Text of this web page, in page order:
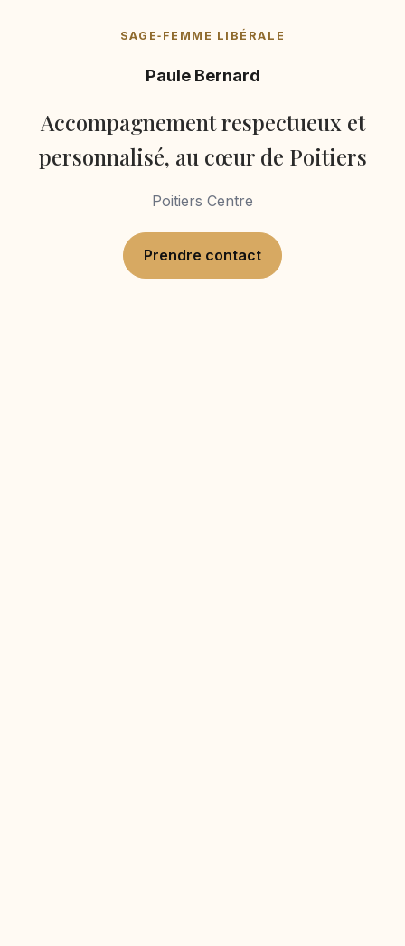
SAGE‑FEMME LIBÉRALE
Paule Bernard
Accompagnement respectueux et
personnalisé, au cœur de Poitiers
Poitiers Centre
Prendre contact